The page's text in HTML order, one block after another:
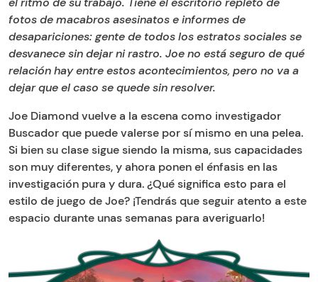
fotos de macabros asesinatos e informes de
desapariciones: gente de todos los estratos sociales se
desvanece sin dejar ni rastro. Joe no está seguro de qué
relación hay entre estos acontecimientos, pero no va a
dejar que el caso se quede sin resolver.
Joe Diamond vuelve a la escena como investigador
Buscador que puede valerse por sí mismo en una pelea.
Si bien su clase sigue siendo la misma, sus capacidades
son muy diferentes, y ahora ponen el énfasis en las
investigación pura y dura. ¿Qué significa esto para el
estilo de juego de Joe? ¡Tendrás que seguir atento a este
espacio durante unas semanas para averiguarlo!